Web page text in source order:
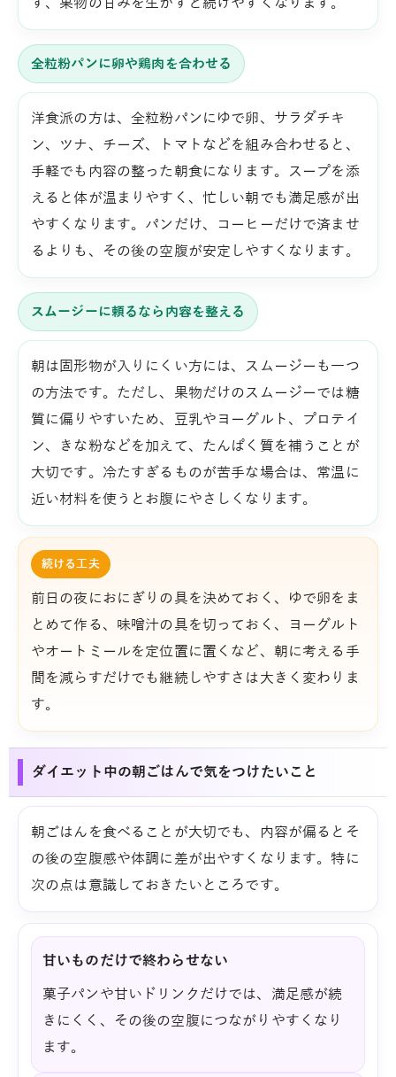
ず、果物の甘みを生かすと続けやすくなります。
全粒粉パンに卵や鶏肉を合わせる
洋食派の方は、全粒粉パンにゆで卵、サラダチキ
ン、ツナ、チーズ、トマトなどを組み合わせると、
手軽でも内容の整った朝食になります。スープを添
えると体が温まりやすく、忙しい朝でも満足感が出
やすくなります。パンだけ、コーヒーだけで済ませ
るよりも、その後の空腹が安定しやすくなります。
スムージーに頼るなら内容を整える
朝は固形物が入りにくい方には、スムージーも一つ
の方法です。ただし、果物だけのスムージーでは糖
質に偏りやすいため、豆乳やヨーグルト、プロテイ
ン、きな粉などを加えて、たんぱく質を補うことが
大切です。冷たすぎるものが苦手な場合は、常温に
近い材料を使うとお腹にやさしくなります。
続ける工夫
前日の夜におにぎりの具を決めておく、ゆで卵をま
とめて作る、味噌汁の具を切っておく、ヨーグルト
やオートミールを定位置に置くなど、朝に考える手
間を減らすだけでも継続しやすさは大きく変わりま
す。
ダイエット中の朝ごはんで気をつけたいこと
朝ごはんを食べることが大切でも、内容が偏るとそ
の後の空腹感や体調に差が出やすくなります。特に
次の点は意識しておきたいところです。
甘いものだけで終わらせない
菓子パンや甘いドリンクだけでは、満足感が続
きにくく、その後の空腹につながりやすくなり
ます。